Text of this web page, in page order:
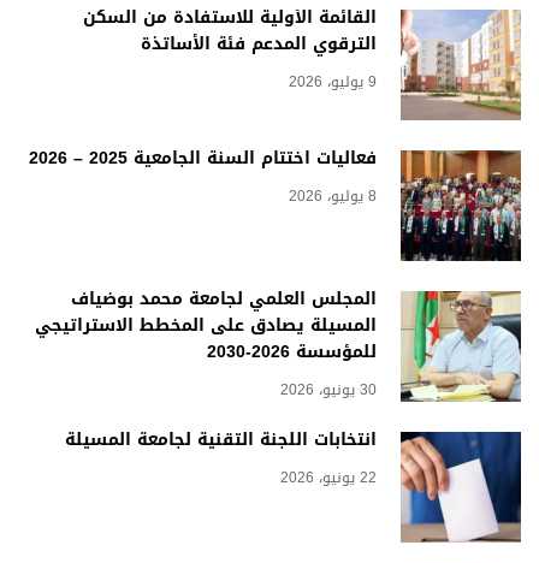
القائمة الأولية للاستفادة من السكن
الترقوي المدعم فئة الأساتذة
9 يوليو، 2026
فعاليات اختتام السنة الجامعية 2025 – 2026
8 يوليو، 2026
المجلس العلمي لجامعة محمد بوضياف
المسيلة يصادق على المخطط الاستراتيجي
للمؤسسة 2026-2030
30 يونيو، 2026
انتخابات اللجنة التقنية لجامعة المسيلة
22 يونيو، 2026